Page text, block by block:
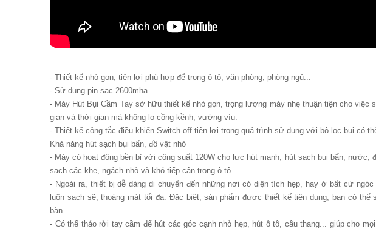
- Thiết kế nhỏ gọn, tiện lợi phù hợp để trong ô tô, văn phòng, phòng ngủ...
- Sử dụng pin sạc 2600mha
- Máy Hút Bụi Cầm Tay sở hữu thiết kế nhỏ gọn, trọng lượng máy nhẹ thuận tiện cho việc
gian và thời gian mà không lo cồng kềnh, vướng víu.
- Thiết kế công tắc điều khiển Switch-off tiện lợi trong quá trình sử dụng với bộ lọc bụi có
Khả năng hút sạch bụi bẩn, đồ vật nhỏ
- Máy có hoạt động bền bỉ với công suất 120W cho lực hút mạnh, hút sạch bụi bẩn, nước,
sạch các khe, ngách nhỏ và khó tiếp cận trong ô tô.
- Ngoài ra, thiết bị dễ dàng di chuyển đến những nơi có diện tích hẹp, hay ở bất cứ ngóc
luôn sạch sẽ, thoáng mát tối đa. Đặc biệt, sản phẩm được thiết kế tiện dụng, bạn có thể
bàn....
- Có thể tháo rời tay cầm để hút các góc cạnh nhỏ hẹp, hút ô tô, cầu thang... giúp cho